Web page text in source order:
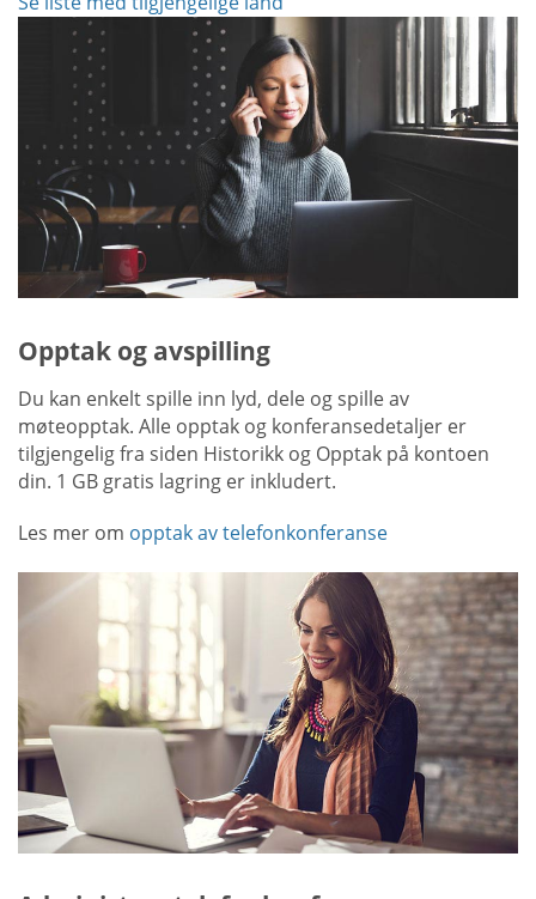
Opptak og avspilling
Du kan enkelt spille inn lyd, dele og spille av
møteopptak. Alle opptak og konferansedetaljer er
tilgjengelig fra siden Historikk og Opptak på kontoen
din. 1 GB gratis lagring er inkludert.
Les mer om opptak av telefonkonferanse